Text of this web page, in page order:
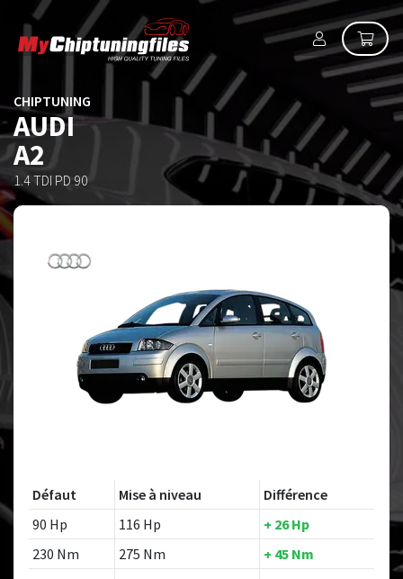
CHIPTUNING
AUDI
A2
1.4 TDI PD 90
Défaut Mise à niveau
Différence
90 Hp
116 Hp
+ 26 Hp
230 Nm
275 Nm
+ 45 Nm